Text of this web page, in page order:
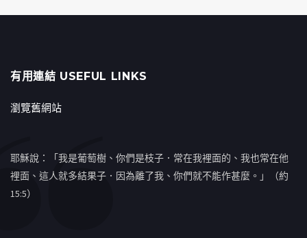
有用連結 USEFUL LINKS
瀏覽舊網站
耶穌說：「我是葡萄樹、你們是枝子．常在我裡面的、我也常在他
裡面、這人就多結果子．因為離了我、你們就不能作甚麼。」（約
15:5）